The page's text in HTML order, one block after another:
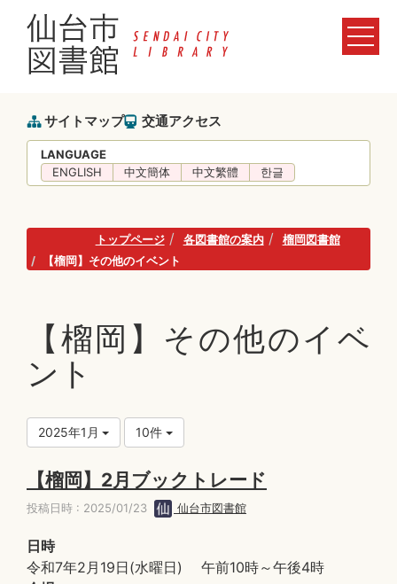
サイトマップ 交通アクセス
LANGUAGE
ENGLISH
中文簡体 中文繁體 한글
トップページ 各図書館の案内
榴岡図書館
【榴岡】その他のイベント
【榴岡】その他のイベ
ント
2025年1月 10件
【榴岡】2月ブックトレード
投稿日時 : 2025/01/23 仙台市図書館
日時
令和7年2月19日(水曜日) 午前10時～午後4時